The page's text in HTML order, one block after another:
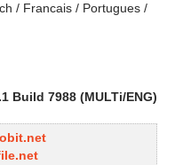
/ Francais / Portugues /
Build 7988 (MULTi/ENG)